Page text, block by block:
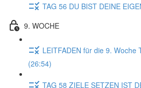
TAG 56 DU BIST DEINE
9. WOCHE
LEITFADEN für die 9. Woche
(26:54)
TAG 58 ZIELE SETZEN IST